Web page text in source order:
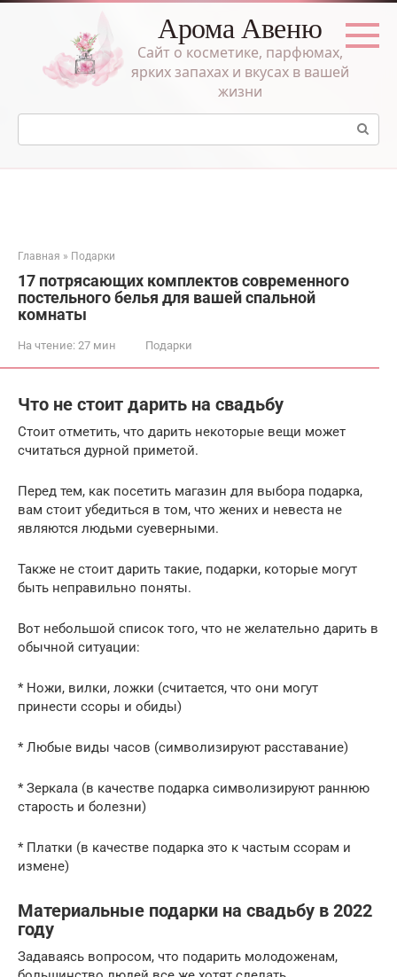
Перейти
Арома Авеню
Сайт о косметике, парфюмах,
ярких запахах и вкусах в вашей
жизни
Поиск:
Главная » Подарки
17 потрясающих комплектов современного
постельного белья для вашей спальной
комнаты
На чтение: 27 мин Подарки
Что не стоит дарить на свадьбу
Стоит отметить, что дарить некоторые вещи может
считаться дурной приметой.
Перед тем, как посетить магазин для выбора подарка,
вам стоит убедиться в том, что жених и невеста не
являются людьми суеверными.
Также не стоит дарить такие, подарки, которые могут
быть неправильно поняты.
Вот небольшой список того, что не желательно дарить в
обычной ситуации:
* Ножи, вилки, ложки (считается, что они могут
принести ссоры и обиды)
* Любые виды часов (символизируют расставание)
* Зеркала (в качестве подарка символизируют раннюю
старость и болезни)
* Платки (в качестве подарка это к частым ссорам и
измене)
Материальные подарки на свадьбу в 2022
году
Задаваясь вопросом, что подарить молодоженам,